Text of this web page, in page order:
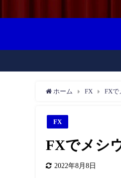
ホーム FX FX
FX
FXでメシ
2022年8月8日